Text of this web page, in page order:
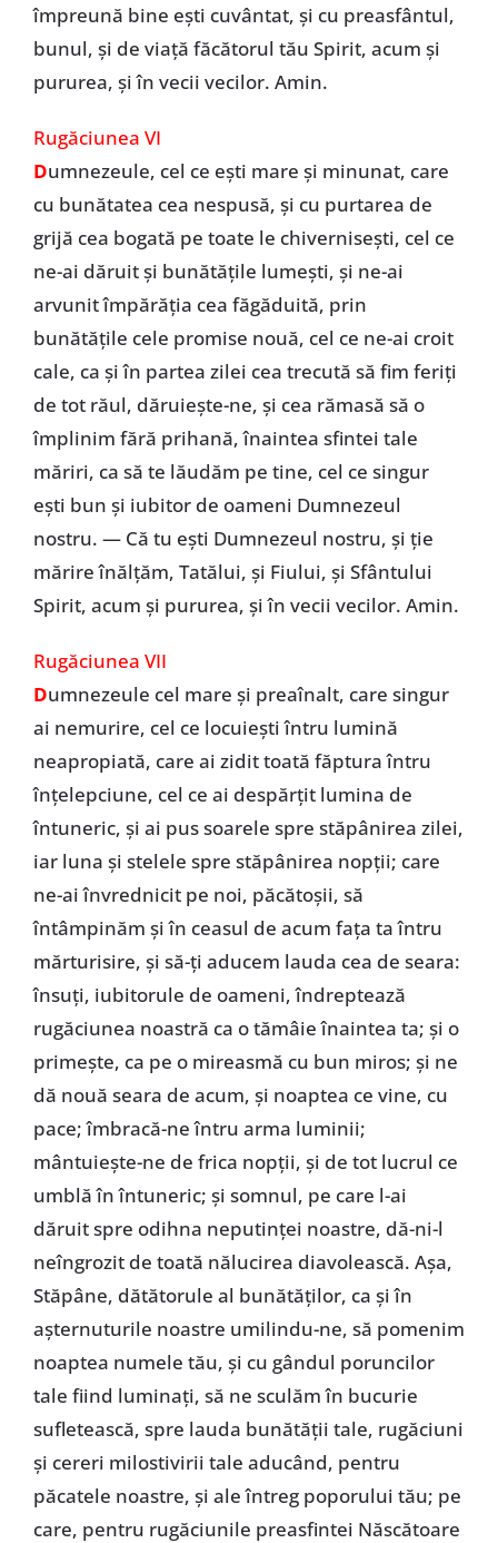
împreună bine ești cuvântat, și cu preasfântul,
bunul, și de viață făcătorul tău Spirit, acum și
pururea, și în vecii vecilor. Amin.
Rugăciunea VI
Dumnezeule, cel ce ești mare și minunat, care
cu bunătatea cea nespusă, și cu purtarea de
grijă cea bogată pe toate le chivernisești, cel ce
ne-ai dăruit și bunătățile lumești, și ne-ai
arvunit împărăția cea făgăduită, prin
bunătățile cele promise nouă, cel ce ne-ai croit
cale, ca și în partea zilei cea trecută să fim feriți
de tot răul, dăruiește-ne, și cea rămasă să o
împlinim fără prihană, înaintea sfintei tale
măriri, ca să te lăudăm pe tine, cel ce singur
ești bun și iubitor de oameni Dumnezeul
nostru. — Că tu ești Dumnezeul nostru, și ție
mărire înălțăm, Tatălui, și Fiului, și Sfântului
Spirit, acum și pururea, și în vecii vecilor. Amin.
Rugăciunea VII
Dumnezeule cel mare și preaînalt, care singur
ai nemurire, cel ce locuiești întru lumină
neapropiată, care ai zidit toată făptura întru
înțelepciune, cel ce ai despărțit lumina de
întuneric, și ai pus soarele spre stăpânirea zilei,
iar luna și stelele spre stăpânirea nopții; care
ne-ai învrednicit pe noi, păcătoșii, să
întâmpinăm și în ceasul de acum fața ta întru
mărturisire, și să-ți aducem lauda cea de seara:
însuți, iubitorule de oameni, îndreptează
rugăciunea noastră ca o tămâie înaintea ta; și o
primește, ca pe o mireasmă cu bun miros; și ne
dă nouă seara de acum, și noaptea ce vine, cu
pace; îmbracă-ne întru arma luminii;
mântuiește-ne de frica nopții, și de tot lucrul ce
umblă în întuneric; și somnul, pe care l-ai
dăruit spre odihna neputinței noastre, dă-ni-l
neîngrozit de toată nălucirea diavolească. Așa,
Stăpâne, dătătorule al bunătăților, ca și în
așternuturile noastre umilindu-ne, să pomenim
noaptea numele tău, și cu gândul poruncilor
tale fiind luminați, să ne sculăm în bucurie
sufletească, spre lauda bunătății tale, rugăciuni
și cereri milostivirii tale aducând, pentru
păcatele noastre, și ale întreg poporului tău; pe
care, pentru rugăciunile preasfintei Născătoare